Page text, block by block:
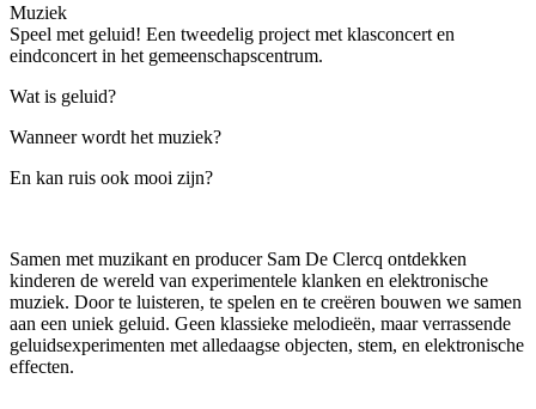
Muziek
Speel met geluid! Een tweedelig project met klasconcert en
eindconcert in het gemeenschapscentrum.
Wat is geluid?
Wanneer wordt het muziek?
En kan ruis ook mooi zijn?
Samen met muzikant en producer Sam De Clercq ontdekken
kinderen de wereld van experimentele klanken en elektronische
muziek. Door te luisteren, te spelen en te creëren bouwen we samen
aan een uniek geluid. Geen klassieke melodieën, maar verrassende
geluidsexperimenten met alledaagse objecten, stem, en elektronische
effecten.